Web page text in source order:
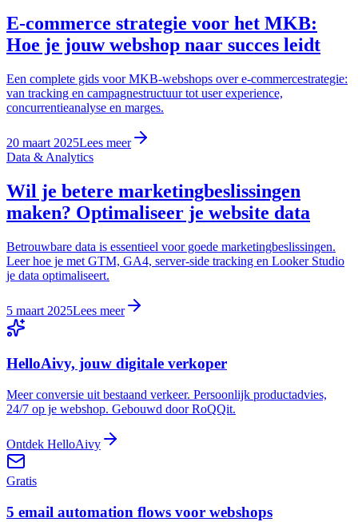
E-commerce strategie voor het MKB:
Hoe je jouw webshop naar succes leidt
Een complete gids voor MKB-webshops over e-commercestrategie:
van tracking en campagnestructuur tot user experience,
concurrentieanalyse en marges.
20 maart 2025Lees meer
Data & Analytics
Wil je betere marketingbeslissingen
maken? Optimaliseer je website data
Betrouwbare data is essentieel voor goede marketingbeslissingen.
Leer hoe je met GTM, GA4, server-side tracking en Looker Studio
je data optimaliseert.
5 maart 2025Lees meer
HelloAivy, jouw digitale verkoper
Meer conversie uit bestaand verkeer. Persoonlijk productadvies,
24/7 op je webshop. Gebouwd door RoQQit.
Ontdek HelloAivy
Gratis
5 email automation flows voor webshops